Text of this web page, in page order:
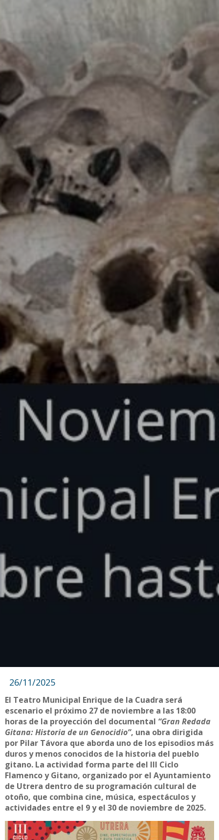
26/11/2025
El Teatro Municipal Enrique de la Cuadra será
escenario el próximo 27 de noviembre a las 18:00
horas de la proyección del documental “Gran Redada
Gitana: Historia de un Genocidio”, una obra dirigida
por Pilar Távora que aborda uno de los episodios más
duros y menos conocidos de la historia del pueblo
gitano. La actividad forma parte del III Ciclo
Flamenco y Gitano, organizado por el Ayuntamiento
de Utrera dentro de su programación cultural de
otoño, que combina cine, música, espectáculos y
actividades entre el 9 y el 30 de noviembre de 2025.